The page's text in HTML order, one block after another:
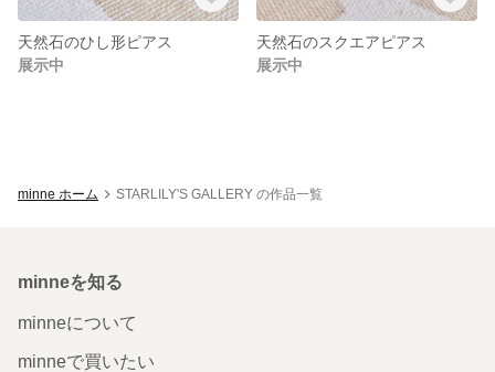
天然石のひし形ピアス
展示中
天然石のスクエアピアス
展示中
minne ホーム STARLILY'S GALLERY の作品一覧
minneを知る
minneについて
minneで買いたい